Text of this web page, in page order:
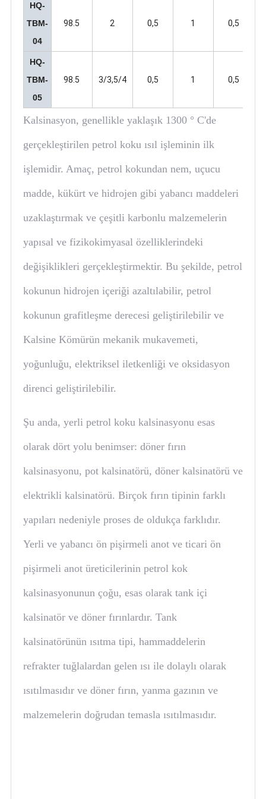
HQ-
TBM-
04
98.5 2 0,5 1 0,5
HQ-
TBM-
05
98.5 3/3,5/4 0,5 1 0,5
Kalsinasyon, genellikle yaklaşık 1300 ° C'de
gerçekleştirilen petrol koku ısıl işleminin ilk
işlemidir. Amaç, petrol kokundan nem, uçucu
madde, kükürt ve hidrojen gibi yabancı maddeleri
uzaklaştırmak ve çeşitli karbonlu malzemelerin
yapısal ve fizikokimyasal özelliklerindeki
değişiklikleri gerçekleştirmektir. Bu şekilde, petrol
kokunun hidrojen içeriği azaltılabilir, petrol
kokunun grafitleşme derecesi geliştirilebilir ve
Kalsine Kömürün mekanik mukavemeti,
yoğunluğu, elektriksel iletkenliği ve oksidasyon
direnci geliştirilebilir.
Şu anda, yerli petrol koku kalsinasyonu esas
olarak dört yolu benimser: döner fırın
kalsinasyonu, pot kalsinatörü, döner kalsinatörü ve
elektrikli kalsinatörü. Birçok fırın tipinin farklı
yapıları nedeniyle proses de oldukça farklıdır.
Yerli ve yabancı ön pişirmeli anot ve ticari ön
pişirmeli anot üreticilerinin petrol kok
kalsinasyonunun çoğu, esas olarak tank içi
kalsinatör ve döner fırınlardır. Tank
kalsinatörünün ısıtma tipi, hammaddelerin
refrakter tuğlalardan gelen ısı ile dolaylı olarak
ısıtılmasıdır ve döner fırın, yanma gazının ve
malzemelerin doğrudan temasla ısıtılmasıdır.